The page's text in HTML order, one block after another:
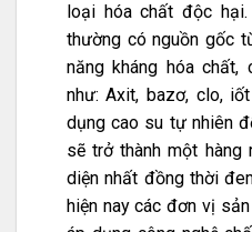
loại hóa chất độc
thường có nguồn gốc
năng kháng hóa
như: Axit, bazơ, clo,
dụng cao su tự nhiên
sẽ trở thành một hàng
diện nhất đồng thời
hiện nay các đơn vị